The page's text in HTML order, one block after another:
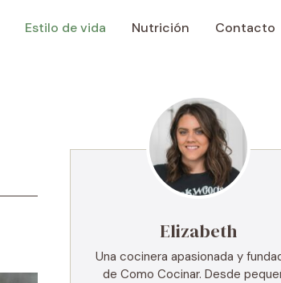
Estilo de vida Nutrición Contacto
Elizabeth
Una cocinera apasionada y
de Como Cocinar. Desde